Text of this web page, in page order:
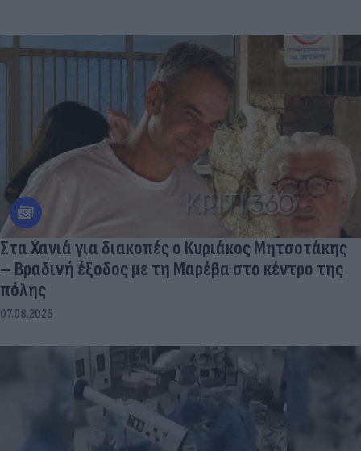
Στα Χανιά για διακοπές ο Κυριάκος Μητσοτάκης
– Βραδινή έξοδος με τη Μαρέβα στο κέντρο της
πόλης
07.08.2026